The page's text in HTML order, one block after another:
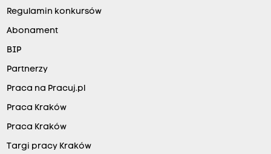
Regulamin konkursów
Abonament
BIP
Partnerzy
Praca na Pracuj.pl
Praca Kraków
Praca Kraków
Targi pracy Kraków